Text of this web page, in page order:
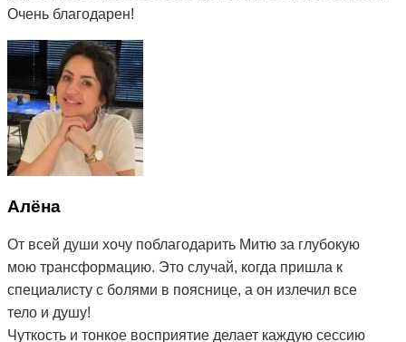
Очень благодарен!
Алёна
От всей души хочу поблагодарить Митю за глубокую
мою трансформацию. Это случай, когда пришла к
специалисту с болями в пояснице, а он излечил все
тело и душу!
Чуткость и тонкое восприятие делает каждую сессию